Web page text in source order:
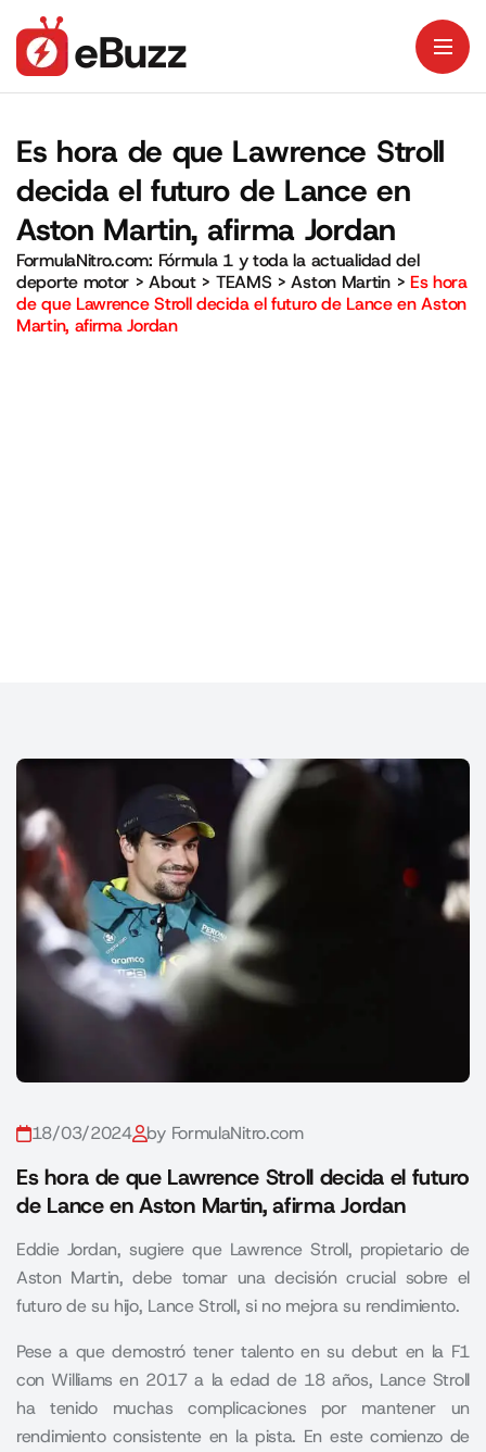
Es hora de que Lawrence Stroll
decida el futuro de Lance en
Aston Martin, afirma Jordan
FormulaNitro.com: Fórmula 1 y toda la actualidad del
deporte motor >About> TEAMS >Aston Martin> Es hora
de que Lawrence Stroll decida el futuro de Lance en Aston
Martin, afirma Jordan
18/03/2024 by FormulaNitro.com
Es hora de que Lawrence Stroll decida el futuro
de Lance en Aston Martin, afirma Jordan
Eddie Jordan, sugiere que Lawrence Stroll, propietario de
Aston Martin, debe tomar una decisión crucial sobre el
futuro de su hijo, Lance Stroll, si no mejora su rendimiento.
Pese a que demostró tener talento en su debut en la F1
con Williams en 2017 a la edad de 18 años, Lance Stroll
ha tenido muchas complicaciones por mantener un
rendimiento consistente en la pista. En este comienzo de